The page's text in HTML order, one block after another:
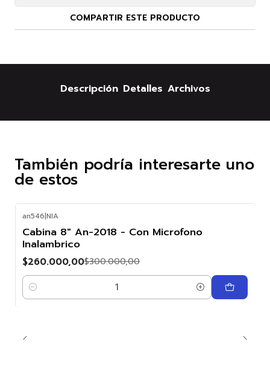
COMPARTIR ESTE PRODUCTO
Descripción Detalles Archivos
También podría interesarte uno
de estos
-13%
OFF
an546|NIA
Cabina 8" An-2018 - Con Microfono
Inalambrico
$260.000,00$300.000,00
Cantidad